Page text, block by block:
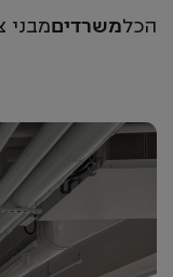
הכלמשרדיםמבני